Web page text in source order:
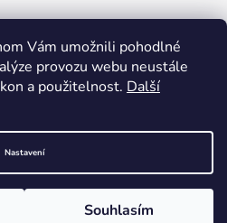
Vám umožnili pohodlné
provozu webu neustále
a použitelnost. Další
Nastavení
Souhlasím
Shoptet
. Všechna práva